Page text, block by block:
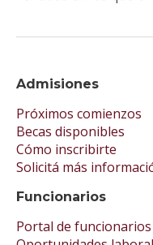
Admisiones
Próximos comienzos
Becas disponibles
Cómo inscribirte
Solicitá más
Funcionarios
Portal de funcionarios